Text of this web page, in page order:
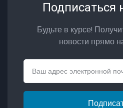
Подписаться
Будьте в курсе!
новости прямо